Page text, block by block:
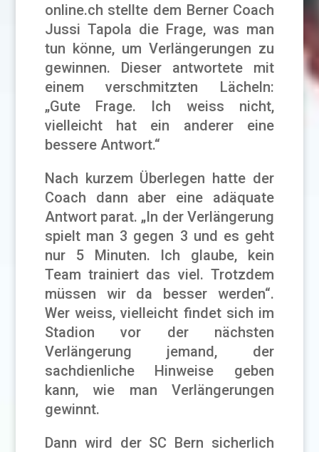
online.ch stellte dem Berner Coach
Jussi Tapola die Frage, was man
tun könne, um Verlängerungen zu
gewinnen. Dieser antwortete mit
einem verschmitzten Lächeln:
„Gute Frage. Ich weiss nicht,
vielleicht hat ein anderer eine
bessere Antwort.“
Nach kurzem Überlegen hatte der
Coach dann aber eine adäquate
Antwort parat. „In der Verlängerung
spielt man 3 gegen 3 und es geht
nur 5 Minuten. Ich glaube, kein
Team trainiert das viel. Trotzdem
müssen wir da besser werden“.
Wer weiss, vielleicht findet sich im
Stadion vor der nächsten
Verlängerung jemand, der
sachdienliche Hinweise geben
kann, wie man Verlängerungen
gewinnt.
Dann wird der SC Bern sicherlich